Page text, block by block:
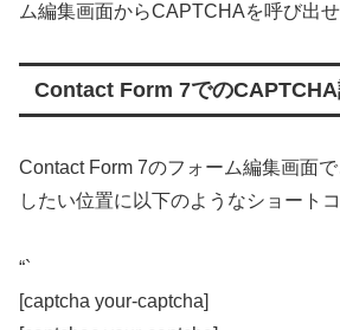
ム編集画面からCAPTCHAを呼び出せ
Contact Form 7での
Contact Form 7のフォーム編集画面
したい位置に以下のようなショート
“`
[captcha your-captcha]